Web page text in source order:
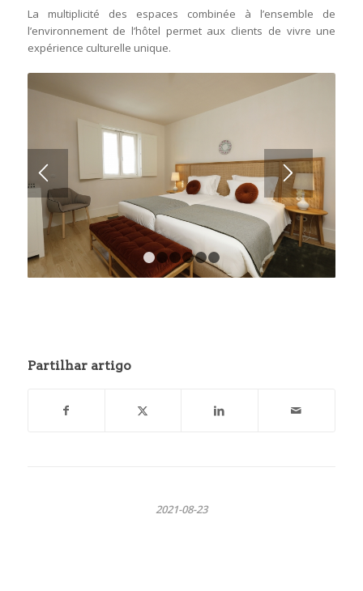
La multiplicité des espaces combinée à l’ensemble de
l’environnement de l’hôtel permet aux clients de vivre une
expérience culturelle unique.
2 3 4 5
Partilhar artigo
2021-08-23